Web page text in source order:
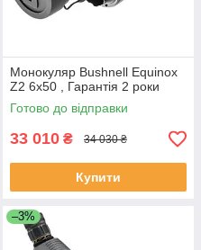
Монокуляр Bushnell Equinox
Z2 6x50 , Гарантія 2 роки
Готово до відправки
33 010 ₴ 34 030 ₴
Купити
–3%